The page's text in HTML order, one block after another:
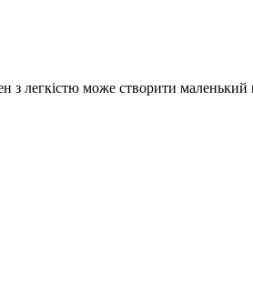
з легкістю може створити маленький